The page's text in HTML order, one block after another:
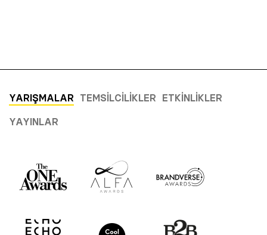
YARIŞMALAR TEMSILCILIKLER ETKINLIKLER
YAYINLAR